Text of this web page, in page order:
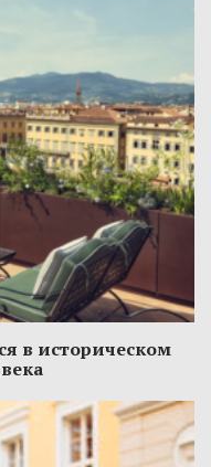
в историческом